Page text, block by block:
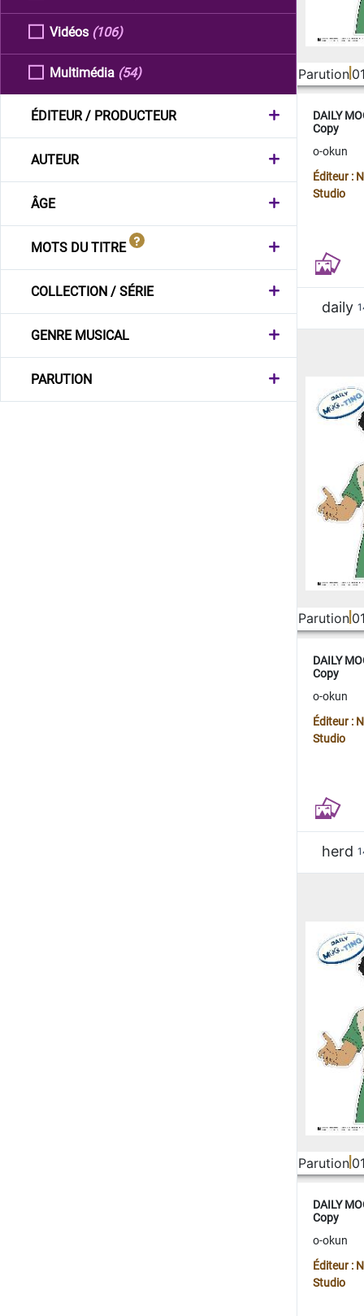
Vidéos (106)
Multimédia (54)
ÉDITEUR / PRODUCTEUR
AUTEUR
ÂGE
MOTS DU TITRE
COLLECTION / SÉRIE
GENRE MUSICAL
PARUTION
Parution
DAILY
Copy
o-okun
Éditeur :
Studio
daily
Parution
DAILY
Copy
o-okun
Éditeur :
Studio
herd
Parution
DAILY
Copy
o-okun
Éditeur :
Studio